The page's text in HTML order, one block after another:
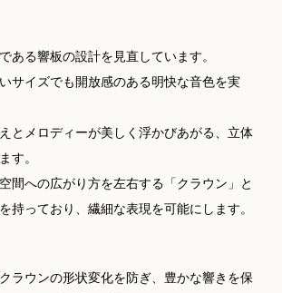
ある響板の設計を見直しています。
サイズでも開放感のある明快な音色を実
とメロディーが美しく浮かびあがる、立体
す。
間への広がり方を左右する「クラウン」と
持っており、繊細な表現を可能にします。
ラウンの形状変化を防ぎ、豊かな響きを保